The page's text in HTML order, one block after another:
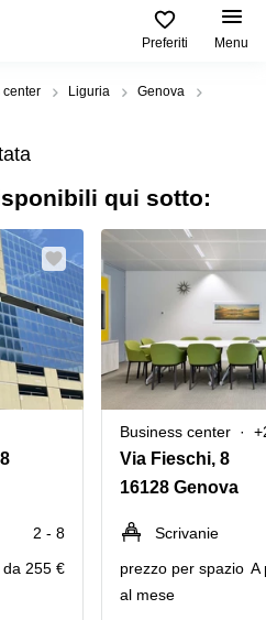
Preferiti Menu
center Liguria
Genova
qui sotto:
2 - 8
da 255 €
Business center
Via Fieschi, 8
16128 Genova
Scrivanie
prezzo per spazio
al mese
A